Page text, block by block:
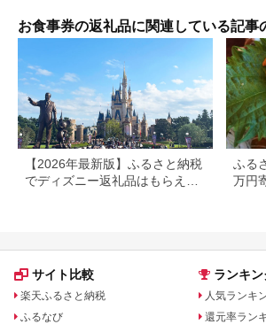
（BG-25）
お食事券の返礼品に関連している記事
【2026年最新版】ふるさと納税
でディズニー返礼品はもらえ
ふる
万円
サイト比較
楽天ふるさと納税
ふるなび
ランキ
人気ランキ
還元率ラン